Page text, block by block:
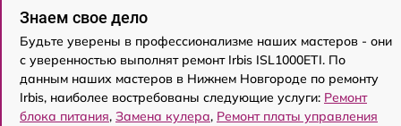
Знаем свое дело
Будьте уверены в профессионализме наших мастеров - они
с уверенностью выполнят ремонт Irbis ISL1000ETI. По
данным наших мастеров в Нижнем Новгороде по ремонту
Irbis, наиболее востребованы следующие услуги: Ремонт
блока питания, Замена кулера, Ремонт платы управления